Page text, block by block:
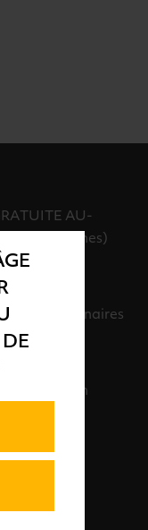
AU-
consignes)
nos partenaires
disposition
soins